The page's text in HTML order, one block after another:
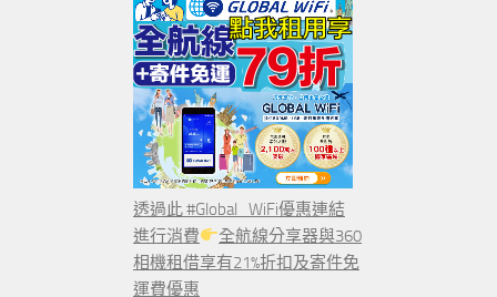
透過此 #Global_WiFi優惠連結
進行消費
全航線分享器與360
相機租借享有21%折扣及寄件免
運費優惠